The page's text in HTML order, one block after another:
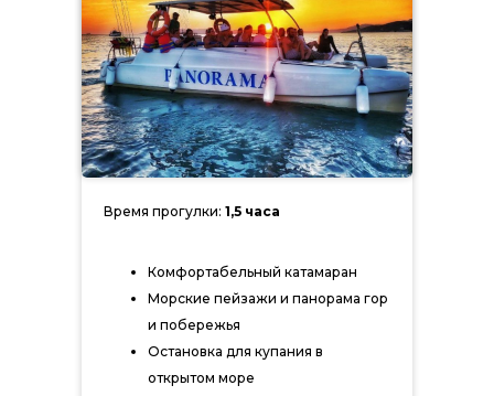
Комфортабельный катамаран
Морские пейзажи и панорама гор
и побережья
Остановка для купания в
открытом море
Время прогулки: 1,5 часа